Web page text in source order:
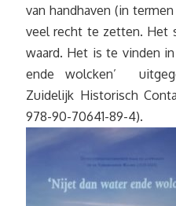
van handhaven (in
veel recht te zetten. Het
waard. Het is te vinden
ende wolcken’
Zuidelijk Historisch
978-90-70641-89-4).